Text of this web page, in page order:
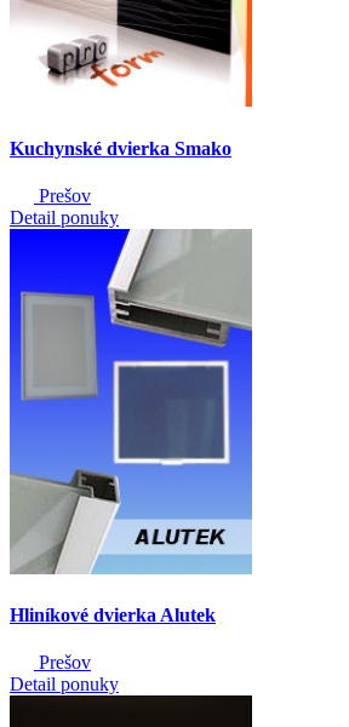
Kuchynské dvierka Smako
Prešov
Detail ponuky
Hliníkové dvierka Alutek
Prešov
Detail ponuky